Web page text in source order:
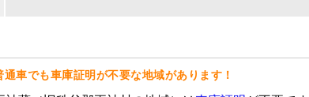
車でも車庫証明が不要な地域があります！